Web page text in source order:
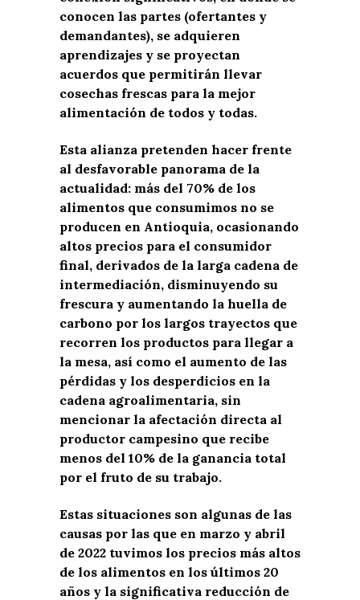
conocen las partes (ofertantes y
demandantes), se adquieren
aprendizajes y se proyectan
acuerdos que permitirán llevar
cosechas frescas para la mejor
alimentación de todos y todas.
Esta alianza pretenden hacer frente
al desfavorable panorama de la
actualidad: más del 70% de los
alimentos que consumimos no se
producen en Antioquia, ocasionando
altos precios para el consumidor
final, derivados de la larga cadena de
intermediación, disminuyendo su
frescura y aumentando la huella de
carbono por los largos trayectos que
recorren los productos para llegar a
la mesa, así como el aumento de las
pérdidas y los desperdicios en la
cadena agroalimentaria, sin
mencionar la afectación directa al
productor campesino que recibe
menos del 10% de la ganancia total
por el fruto de su trabajo.
Estas situaciones son algunas de las
causas por las que en marzo y abril
de 2022 tuvimos los precios más altos
de los alimentos en los últimos 20
años y la significativa reducción de